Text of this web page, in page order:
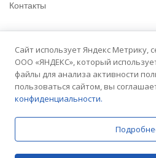
Контакты
Политика конфиденциальности
Условия использования
Сайт университета
© 2025 Embit. Все
Сайт использует Яндекс Метрику,
ООО «ЯНДЕКС», который
файлы для анализа активности
пользоваться сайтом, вы
конфиденциальности.